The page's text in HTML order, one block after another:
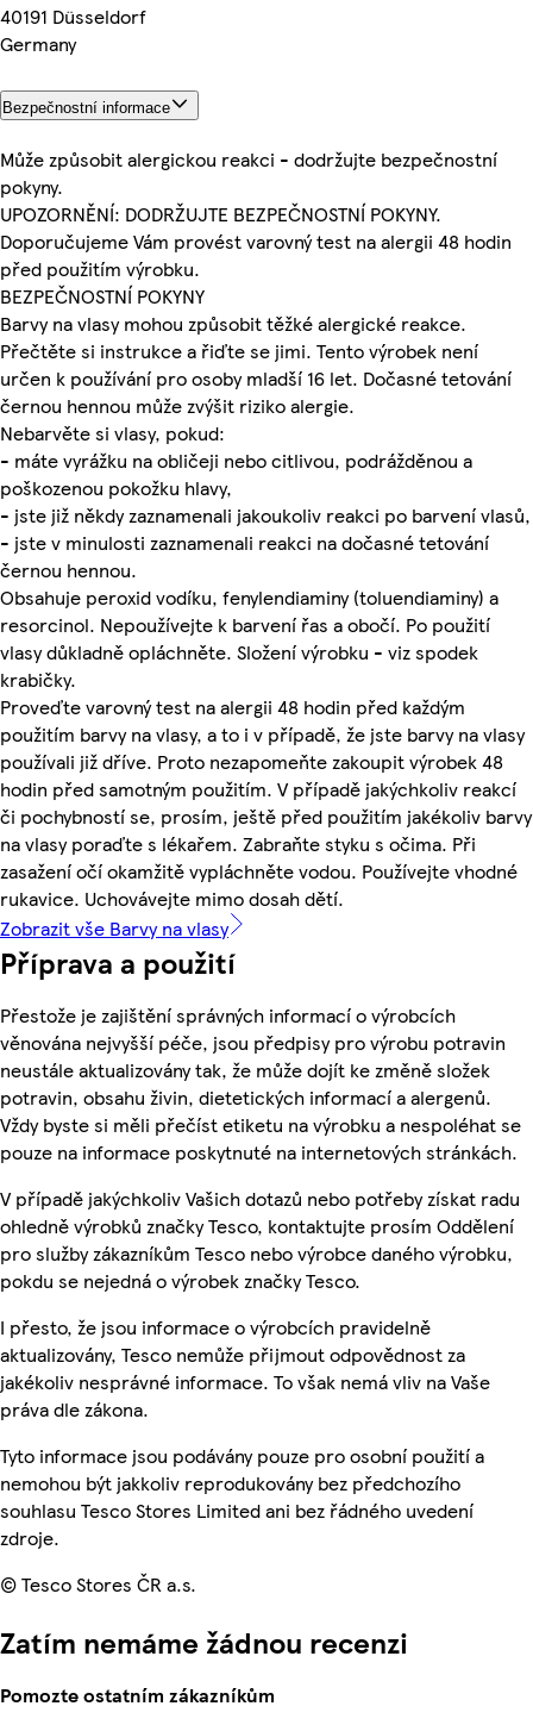
40191 Düsseldorf
Germany
Bezpečnostní informace
Může způsobit alergickou reakci - dodržujte bezpečnostní
pokyny.
UPOZORNĚNÍ: DODRŽUJTE BEZPEČNOSTNÍ POKYNY.
Doporučujeme Vám provést varovný test na alergii 48 hodin
před použitím výrobku.
BEZPEČNOSTNÍ POKYNY
Barvy na vlasy mohou způsobit těžké alergické reakce.
Přečtěte si instrukce a řiďte se jimi. Tento výrobek není
určen k používání pro osoby mladší 16 let. Dočasné tetování
černou hennou může zvýšit riziko alergie.
Nebarvěte si vlasy, pokud:
- máte vyrážku na obličeji nebo citlivou, podrážděnou a
poškozenou pokožku hlavy,
- jste již někdy zaznamenali jakoukoliv reakci po barvení vlasů,
- jste v minulosti zaznamenali reakci na dočasné tetování
černou hennou.
Obsahuje peroxid vodíku, fenylendiaminy (toluendiaminy) a
resorcinol. Nepoužívejte k barvení řas a obočí. Po použití
vlasy důkladně opláchněte. Složení výrobku - viz spodek
krabičky.
Proveďte varovný test na alergii 48 hodin před každým
použitím barvy na vlasy, a to i v případě, že jste barvy na vlasy
používali již dříve. Proto nezapomeňte zakoupit výrobek 48
hodin před samotným použitím. V případě jakýchkoliv reakcí
či pochybností se, prosím, ještě před použitím jakékoliv barvy
na vlasy poraďte s lékařem. Zabraňte styku s očima. Při
zasažení očí okamžitě vypláchněte vodou. Používejte vhodné
rukavice. Uchovávejte mimo dosah dětí.
Zobrazit vše Barvy na vlasy
Příprava a použití
Přestože je zajištění správných informací o výrobcích
věnována nejvyšší péče, jsou předpisy pro výrobu potravin
neustále aktualizovány tak, že může dojít ke změně složek
potravin, obsahu živin, dietetických informací a alergenů.
Vždy byste si měli přečíst etiketu na výrobku a nespoléhat se
pouze na informace poskytnuté na internetových stránkách.
V případě jakýchkoliv Vašich dotazů nebo potřeby získat radu
ohledně výrobků značky Tesco, kontaktujte prosím Oddělení
pro služby zákazníkům Tesco nebo výrobce daného výrobku,
pokdu se nejedná o výrobek značky Tesco.
I přesto, že jsou informace o výrobcích pravidelně
aktualizovány, Tesco nemůže přijmout odpovědnost za
jakékoliv nesprávné informace. To však nemá vliv na Vaše
práva dle zákona.
Tyto informace jsou podávány pouze pro osobní použití a
nemohou být jakkoliv reprodukovány bez předchozího
souhlasu Tesco Stores Limited ani bez řádného uvedení
zdroje.
© Tesco Stores ČR a.s.
Zatím nemáme žádnou recenzi
Pomozte ostatním zákazníkům